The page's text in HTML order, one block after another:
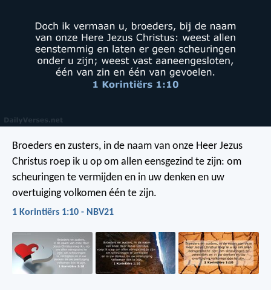
Broeders en zusters, in de naam van onze Heer Jezus
Christus roep ik u op om allen eensgezind te zijn: om
scheuringen te vermijden en in uw denken en uw
overtuiging volkomen één te zijn.
1 Korintiërs 1:10 - NBV21